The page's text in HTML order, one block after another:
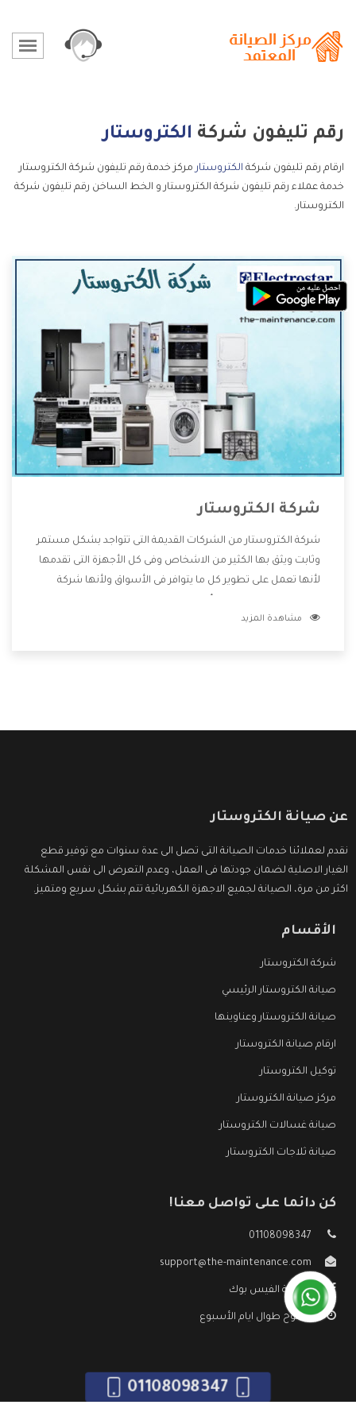
رقم تليفون شركة الكتروستار
ارقام رقم تليفون شركة الكتروستار مركز خدمة رقم تليفون شركة الكتروستار
خدمة عملاء رقم تليفون شركة الكتروستار و الخط الساخن رقم تليفون شركة
الكتروستار.
شركة الكتروستار
شركة الكتروستار من الشركات القديمة التى تتواجد بشكل مستمر
وثابت ويثق بها الكثير من الاشخاص وفى كل الأجهزة التى تقدمها
لأنها تعمل على تطوير كل ما يتوافر فى الأسواق ولأنها شركة
وتقدم للعملاء أقوى العروض والخصومات التى تسهل على
مشاهدة المزيد
عن صيانة الكتروستار
نقدم لعملائنا خدمات الصيانة التى تصل الى عدة سنوات مع توفير قطع
الغيار الاصلية لضمان جودتها فى العمل، وعدم التعرض الى نفس المشكلة
اكثر من مرة، الصيانة لجميع الاجهزة الكهربائية تتم بشكل سريع ومتميز.
الأقسام
شركة الكتروستار
صيانة الكتروستار الرئيسي
صيانة الكتروستار وعناوينها
ارقام صيانة الكتروستار
توكيل الكتروستار
مركز صيانة الكتروستار
صيانة غسالات الكتروستار
صيانة ثلاجات الكتروستار
كن دائما على تواصل معنا!
01108098347
support@the-maintenance.com
صفحة الفيس بوك
مفتوح طوال ايام الأسبوع
01108098347